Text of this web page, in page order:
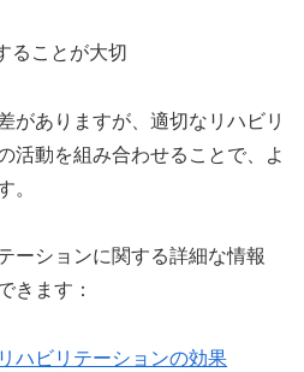
ることが大切
がありますが、適切なリハビリ
活動を組み合わせることで、よ
。
ーションに関する詳細な情報
きます：
ハビリテーションの効果